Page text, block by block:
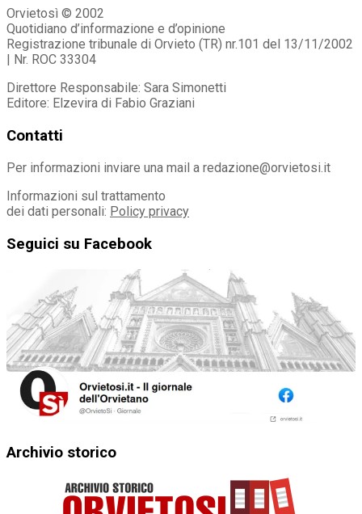
Orvietosì © 2002
Quotidiano d’informazione e d’opinione
Registrazione tribunale di Orvieto (TR) nr.101 del 13/11/2002
| Nr. ROC 33304
Direttore Responsabile: Sara Simonetti
Editore: Elzevira di Fabio Graziani
Contatti
Per informazioni inviare una mail a redazione@orvietosi.it
Informazioni sul trattamento
dei dati personali: Policy privacy
Seguici su Facebook
Archivio storico